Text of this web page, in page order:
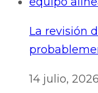
La revisión
14 julio, 2026